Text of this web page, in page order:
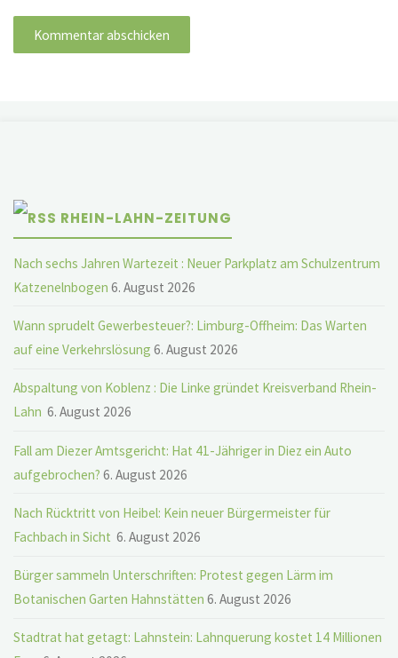
RHEIN-LAHN-ZEITUNG
Nach sechs Jahren Wartezeit : Neuer Parkplatz am Schulzentrum
Katzenelnbogen 6. August 2026
Wann sprudelt Gewerbesteuer?: Limburg-Offheim: Das Warten
auf eine Verkehrslösung 6. August 2026
Abspaltung von Koblenz : Die Linke gründet Kreisverband Rhein-
Lahn 6. August 2026
Fall am Diezer Amtsgericht: Hat 41-Jähriger in Diez ein Auto
aufgebrochen? 6. August 2026
Nach Rücktritt von Heibel: Kein neuer Bürgermeister für
Fachbach in Sicht 6. August 2026
Bürger sammeln Unterschriften: Protest gegen Lärm im
Botanischen Garten Hahnstätten 6. August 2026
Stadtrat hat getagt: Lahnstein: Lahnquerung kostet 14 Millionen